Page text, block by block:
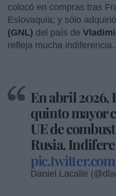
colocó en compras tras
Eslovaquia; y sólo adquirió
(GNL) del país de
refleja mucha
En abril 2026,
quinto mayor
UE de
Rusia.
Daniel Lacalle